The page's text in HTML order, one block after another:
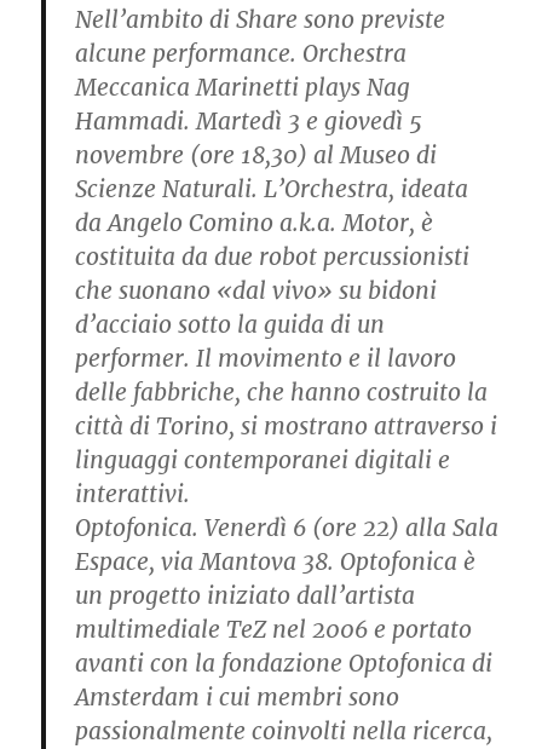
Nell’ambito di Share sono previste
alcune performance. Orchestra
Meccanica Marinetti plays Nag
Hammadi. Martedì 3 e giovedì 5
novembre (ore 18,30) al Museo di
Scienze Naturali. L’Orchestra, ideata
da Angelo Comino a.k.a. Motor, è
costituita da due robot percussionisti
che suonano «dal vivo» su bidoni
d’acciaio sotto la guida di un
performer. Il movimento e il lavoro
delle fabbriche, che hanno costruito la
città di Torino, si mostrano attraverso i
linguaggi contemporanei digitali e
interattivi.
Optofonica. Venerdì 6 (ore 22) alla Sala
Espace, via Mantova 38. Optofonica è
un progetto iniziato dall’artista
multimediale TeZ nel 2006 e portato
avanti con la fondazione Optofonica di
Amsterdam i cui membri sono
passionalmente coinvolti nella ricerca,